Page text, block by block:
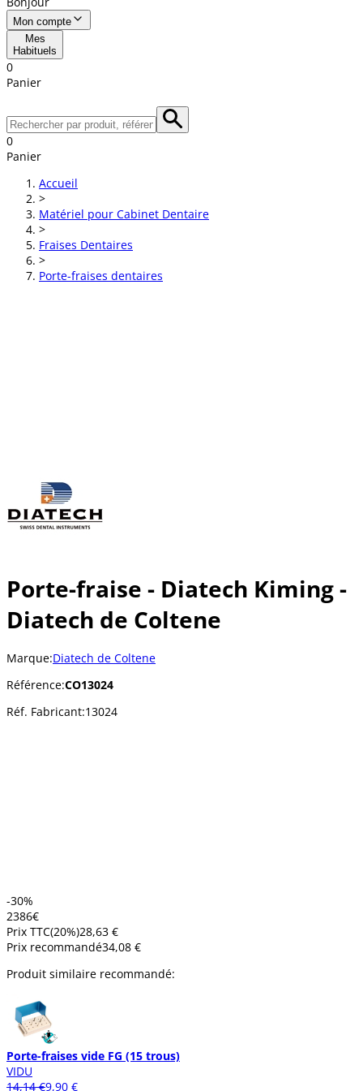
Mon compte
Mes
Habituels
0
Panier
0
Panier
Accueil
>
Matériel pour Cabinet Dentaire
>
Fraises Dentaires
>
Porte-fraises dentaires
Porte-fraise - Diatech Kiming -
Diatech de Coltene
Marque:Diatech de Coltene
Référence:CO13024
Réf. Fabricant:13024
-30%
2386€
Prix TTC(20%)28,63 €
Prix recommandé34,08 €
Produit similaire recommandé:
Porte-fraises vide FG (15 trous)
VIDU
14,14 €9,90 €